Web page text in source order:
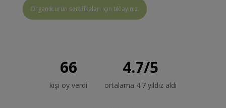
Organik ürün sertifikaları için tıklayınız.
66
kişi oy verdi
4.7/5
ortalama 4.7 yıldız aldı